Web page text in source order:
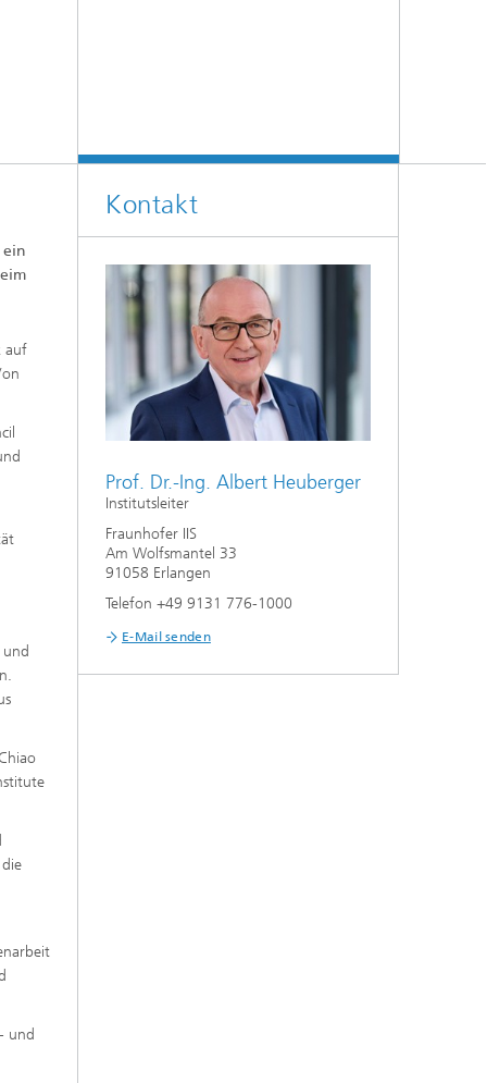
ein
auf
und
Kontakt
Prof. Dr.-Ing. Albert Heuberger
Institutsleiter
Fraunhofer IIS
Am Wolfsmantel 33
91058 Erlangen
Telefon +49 9131 776-1000
E-Mail senden